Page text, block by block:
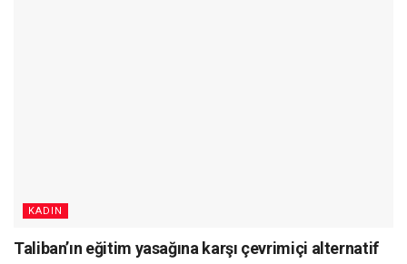
KADIN
Taliban’ın eğitim yasağına karşı çevrimiçi alternatif